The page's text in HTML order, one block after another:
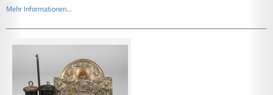
Mehr Informationen...